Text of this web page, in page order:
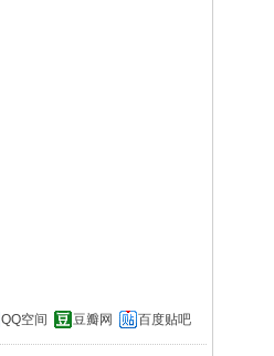
QQ空间 豆瓣网 百度贴吧